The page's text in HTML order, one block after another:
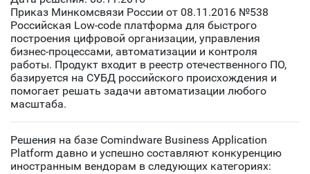
Приказ Минкомсвязи России от 08.11.2016 №538
Российская Low-code платформа для быстрого
построения цифровой организации, управления
бизнес-процессами, автоматизации и контроля
работы. Продукт входит в реестр отечественного ПО,
базируется на СУБД российского происхождения и
помогает решать задачи автоматизации любого
масштаба.
Решения на базе Comindware Business Application
Platform давно и успешно составляют конкуренцию
иностранным вендорам в следующих категориях: